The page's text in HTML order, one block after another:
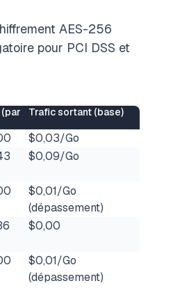
AES-256
pour PCI DSS et
(par
Trafic sortant (base)
$0,03/Go
$0,09/Go
$0,01/Go
(dépassement)
$0,00
$0,01/Go
(dépassement)